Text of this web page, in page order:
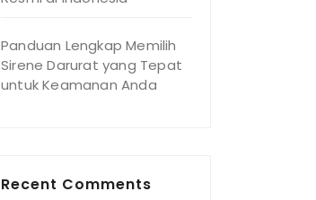
Panduan Lengkap Memilih
Sirene Darurat yang Tepat
untuk Keamanan Anda
Recent Comments